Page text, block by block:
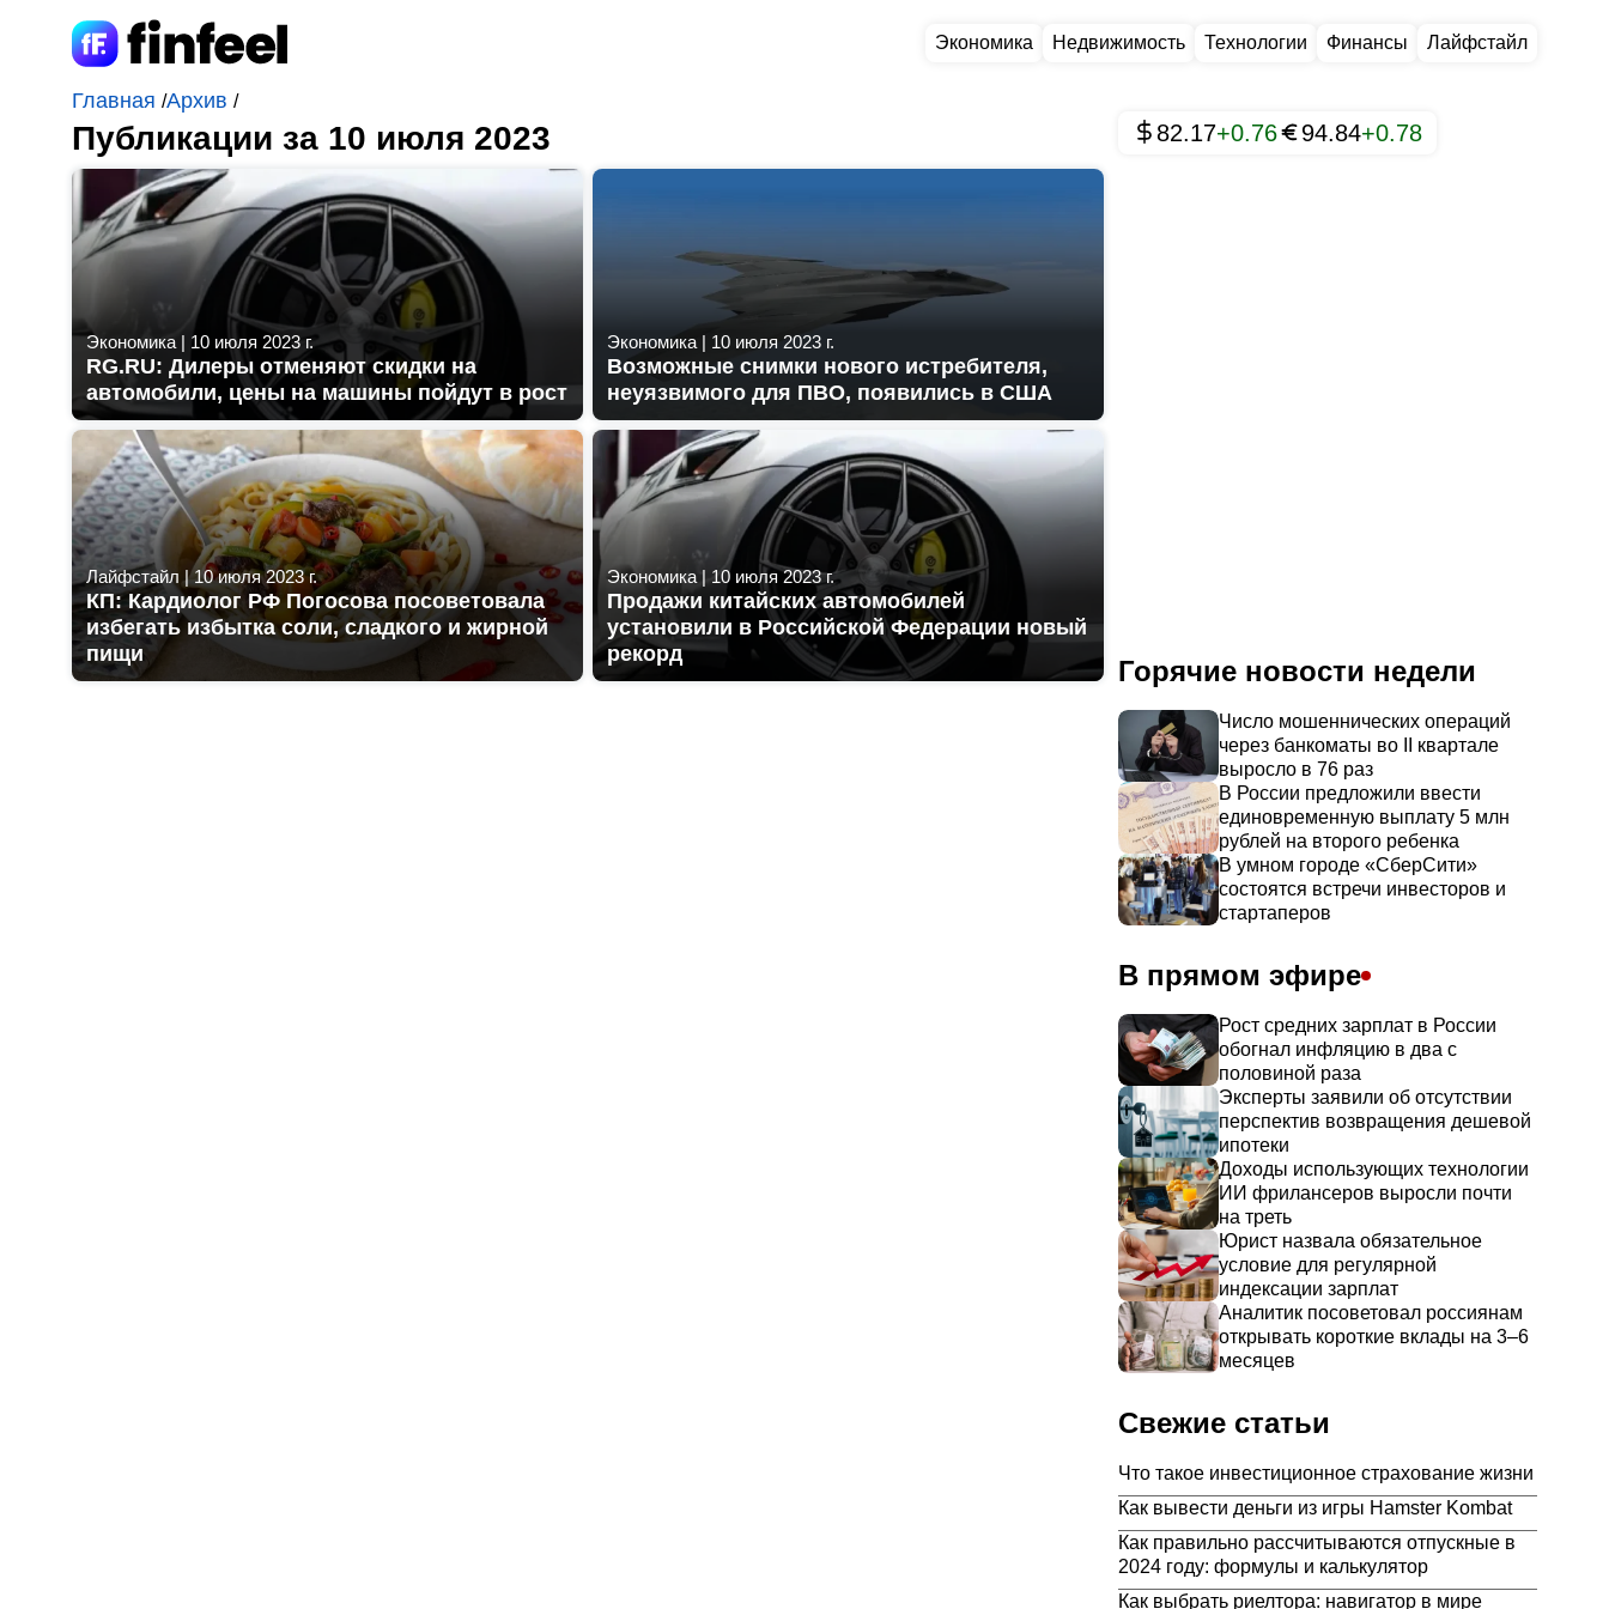
Экономика Недвижимость Технологии Финансы Лайфстайл
Главная /Архив /
Публикации за 10 июля 2023
Экономика | 10 июля 2023 г.
RG.RU: Дилеры отменяют скидки на
автомобили, цены на машины пойдут в рост
Экономика | 10 июля 2023 г.
Возможные снимки нового истребителя,
неуязвимого для ПВО, появились в США
Лайфстайл |10 июля 2023 г.
КП: Кардиолог РФ Погосова посоветовала
избегать избытка соли, сладкого и жирной
пищи
Экономика | 10 июля 2023 г.
Продажи китайских автомобилей
установили в Российской Федерации новый
рекорд
82.17+0.76 94.84+0.78
Горячие новости недели
Число мошеннических операций
через банкоматы во II квартале
выросло в 76 раз
В России предложили ввести
единовременную выплату 5 млн
рублей на второго ребенка
В умном городе «СберСити»
состоятся встречи инвесторов и
стартаперов
В прямом эфире
Рост средних зарплат в России
обогнал инфляцию в два с
половиной раза
Эксперты заявили об отсутствии
перспектив возвращения дешевой
ипотеки
Доходы использующих технологии
ИИ фрилансеров выросли почти
на треть
Юрист назвала обязательное
условие для регулярной
индексации зарплат
Аналитик посоветовал россиянам
открывать короткие вклады на 3–6
месяцев
Свежие статьи
Что такое инвестиционное страхование жизни
Как вывести деньги из игры Hamster Kombat
Как правильно рассчитываются отпускные в
2024 году: формулы и калькулятор
Как выбрать риелтора: навигатор в мире